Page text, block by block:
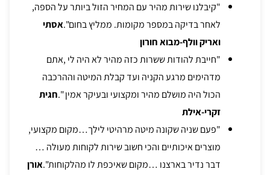
"קיבלנו שירות מהיר עם המחיר הזול ביותר על הספה,
לאחר בדיקה במספר מקומות. ממליץ בחום".אסתי
ואריק וולף-מבוא חורון
"חייבת להודות ששרות כזה מהיר לא היה לי ,אתם
מדהימים מרגע הקניה ועד קבלת המיטה וההרכבה
הכול היה מושלם מהיר ומקצועי ובעיקר אמין ".חגית
זקרי-אילת
"פעם שניה שקונה מיטה מרהיטי לילך…מקום מקצועי,
מוצרים איכותיים והכי חשוב שירות לקוחות מעולה …
דבר נדיר בארצנו …מקום שאיכפת לו מהלקוחות".אורן